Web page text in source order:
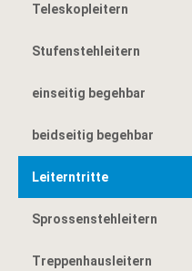
Teleskopleitern
Stufenstehleitern
einseitig begehbar
beidseitig begehbar
Leiterntritte
Sprossenstehleitern
Treppenhausleitern